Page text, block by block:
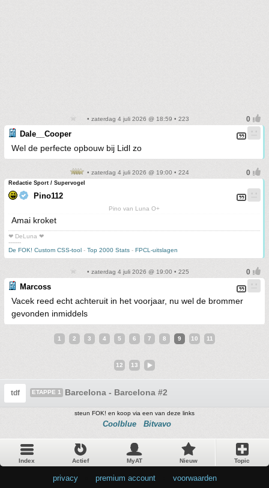
• zaterdag 4 juli 2026 @ 18:59 • 223
Dale__Cooper
Wel de perfecte opbouw bij Lidl zo
• zaterdag 4 juli 2026 @ 19:00 • 224
Redactie Sport / Supervogel
Pino112
Pino van Luna O+
Amai kroket
❤ DeLuna ❤
-------
De FOK! Custom CSS-tool - Top 2000 Stats - FPCL-uitslagen
• zaterdag 4 juli 2026 @ 19:00 • 225
Marcoss
Vacek reed echt achteruit in het voorjaar, nu wel de brommer
gevonden inmiddels
1 2 3 4 5 6 7 8 9 10 11
12 13
tdf ETAPPE 1 Barcelona - Barcelona #2
steun FOK! en koop via een van deze links
Coolblue Bitvavo
Index Actief MyAT Nieuw Topic
privacy premium account voorwaarden